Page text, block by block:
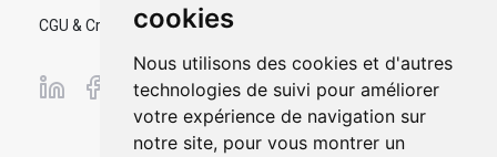
cookies
Nous utilisons des cookies et d'autres
technologies de suivi pour améliorer
votre expérience de navigation sur
notre site, pour vous montrer un
CGU & Crédits